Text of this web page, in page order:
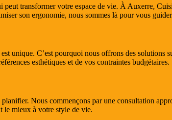
peut transformer votre espace de vie. À Auxerre,
son ergonomie, nous sommes là pour vous
unique. C’est pourquoi nous offrons des solutions
esthétiques et de vos contraintes budgétaires.
Nous commençons par une consultation
le mieux à votre style de vie.